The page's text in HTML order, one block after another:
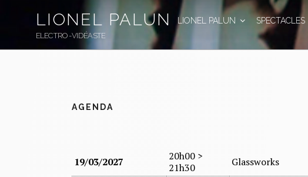
LIONEL PALUN
ELECTRO-VIDÉASTE
LIONEL PALUN SPECTACLES
AGENDA
19/03/2027
20h00 >
21h30
Glassworks